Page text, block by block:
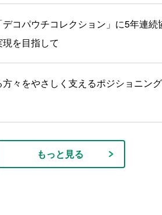
コパウチコレクション」に5年連
を目指して
々をやさしく支えるポジショニン
もっと見る